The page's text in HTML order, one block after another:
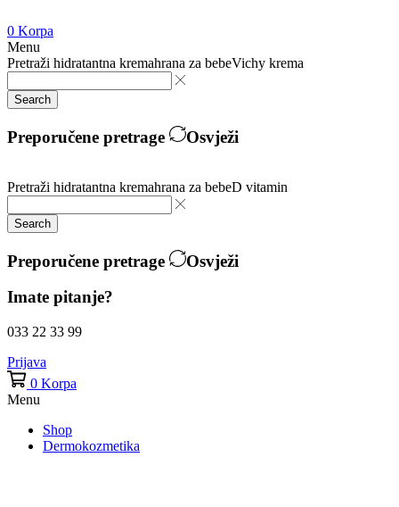
0 Korpa
Menu
Pretraži hidratantna kremahrana za bebeVichy krema
Search
Preporučene pretrage Osvježi
Pretraži hidratantna kremahrana za bebeD vitamin
Search
Preporučene pretrage
Osvježi
Imate pitanje?
033 22 33 99
Prijava
0 Korpa
Menu
Shop
Dermokozmetika